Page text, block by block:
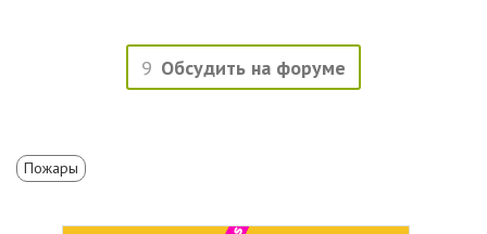
9 Обсудить на форуме
Пожары